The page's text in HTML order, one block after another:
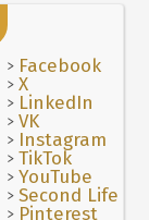
> Facebook
>X
> LinkedIn
>VK
> Instagram
>TikTok
>YouTube
>Second Life
> Pinterest